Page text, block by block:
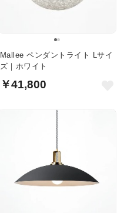
Mallee ペンダントライト Lサイ
ズ｜ホワイト
￥41,800